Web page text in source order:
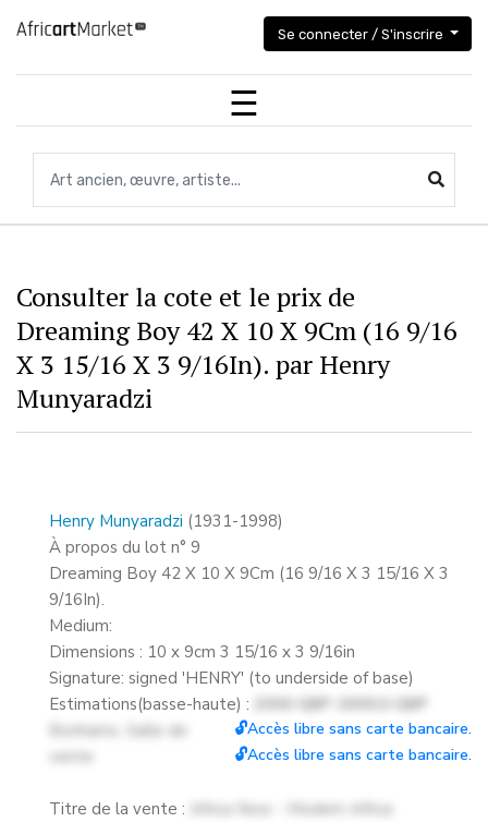
Se connecter / S'inscrire
Consulter la cote et le prix de
Dreaming Boy 42 X 10 X 9Cm (16 9/16
X 3 15/16 X 3 9/16In). par Henry
Munyaradzi
Henry Munyaradzi (1931-1998)
À propos du lot n° 9
Dreaming Boy 42 X 10 X 9Cm (16 9/16 X 3 15/16 X 3
9/16In).
Medium:
Dimensions : 10 x 9cm 3 15/16 x 3 9/16in
Signature: signed 'HENRY' (to underside of base)
Estimations(basse-haute) :
2000 GBP-3000.0 GBP
🔓Accès libre sans carte bancaire.
Bonhams, Salle de
🔓Accès libre sans carte bancaire.
Titre de la vente :